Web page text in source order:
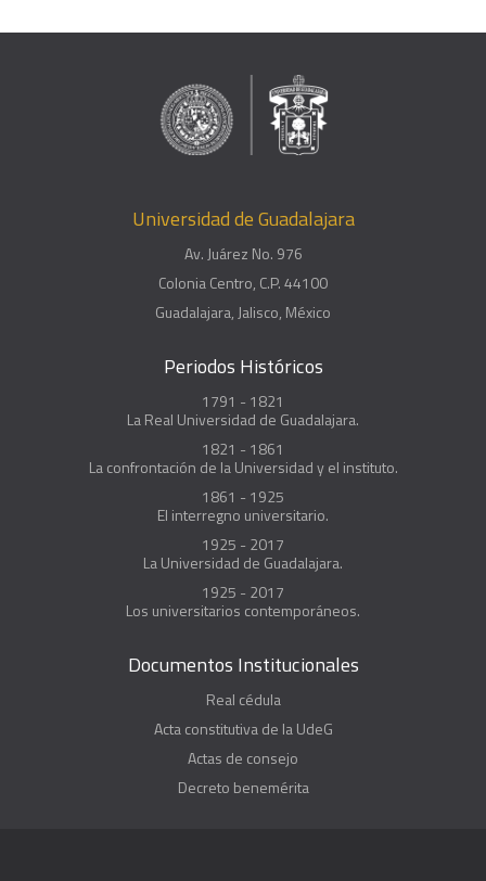
Universidad de Guadalajara
Av. Juárez No. 976
Colonia Centro, C.P. 44100
Guadalajara, Jalisco, México
Periodos Históricos
1791 - 1821
La Real Universidad de Guadalajara.
1821 - 1861
La confrontación de la Universidad y el instituto.
1861 - 1925
El interregno universitario.
1925 - 2017
La Universidad de Guadalajara.
1925 - 2017
Los universitarios contemporáneos.
Documentos Institucionales
Real cédula
Acta constitutiva de la UdeG
Actas de consejo
Decreto benemérita